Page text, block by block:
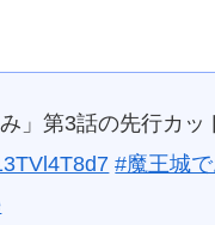
」第3話の先行カ
#魔王城